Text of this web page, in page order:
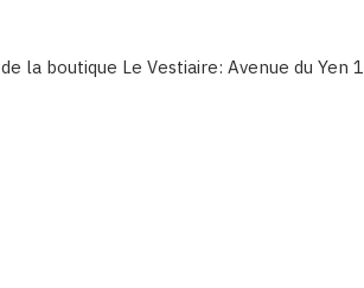
de la boutique Le Vestiaire: Avenue du Yen